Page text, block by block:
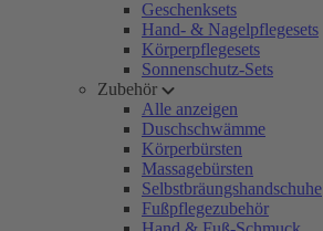
Geschenksets
Hand- & Nagelpflegesets
Körperpflegesets
Sonnenschutz-Sets
Zubehör
Alle anzeigen
Duschschwämme
Körperbürsten
Massagebürsten
Selbstbräungshandschuhe
Fußpflegezubehör